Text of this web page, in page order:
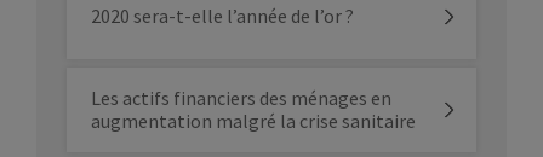
2020 sera-t-elle l’année de l’or ?
Les actifs financiers des ménages en
augmentation malgré la crise sanitaire